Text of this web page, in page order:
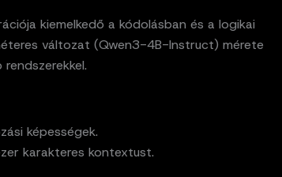
kiemelkedő a kódolásban és a logikai
változat (Qwen3-4B-Instruct) mérete
képességek.
karakteres kontextust.